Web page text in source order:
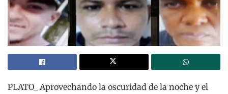
PLATO_ Aprovechando la oscuridad de la noche y el